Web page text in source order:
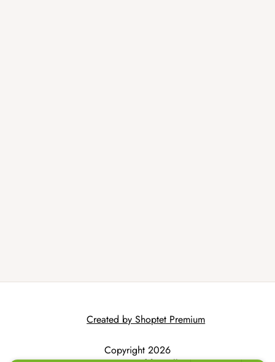
Created by Shoptet Premium
Copyright 2026